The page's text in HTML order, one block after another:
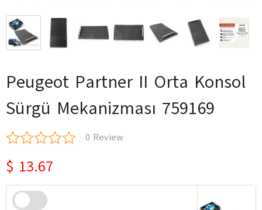
Peugeot Partner II Orta Konsol
Sürgü Mekanizması 759169
0 Review
$ 13.67